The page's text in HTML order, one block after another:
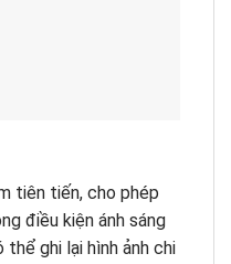
tiên tiến, cho phép
điều kiện ánh sáng
thể ghi lại hình ảnh chi